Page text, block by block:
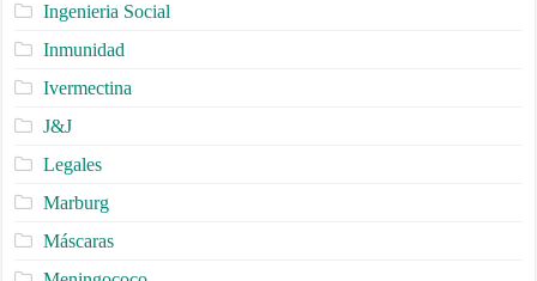
Ingenieria Social
Inmunidad
Ivermectina
J&J
Legales
Marburg
Máscaras